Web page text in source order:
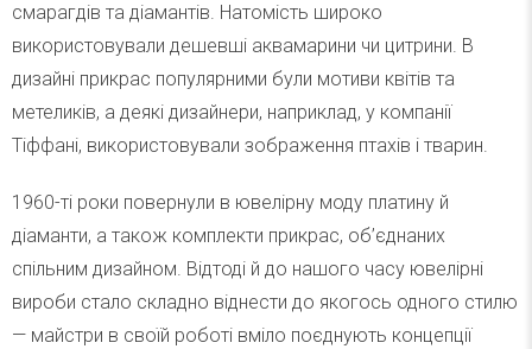
смарагдів та діамантів. Натомість широко
використовували дешевші аквамарини чи цитрини. В
дизайні прикрас популярними були мотиви квітів та
метеликів, а деякі дизайнери, наприклад, у компанії
Тіффані, використовували зображення птахів і тварин.
1960-ті роки повернули в ювелірну моду платину й
діаманти, а також комплекти прикрас, об’єднаних
спільним дизайном. Відтоді й до нашого часу ювелірні
вироби стало складно віднести до якогось одного стилю
— майстри в своїй роботі вміло поєднують концепції